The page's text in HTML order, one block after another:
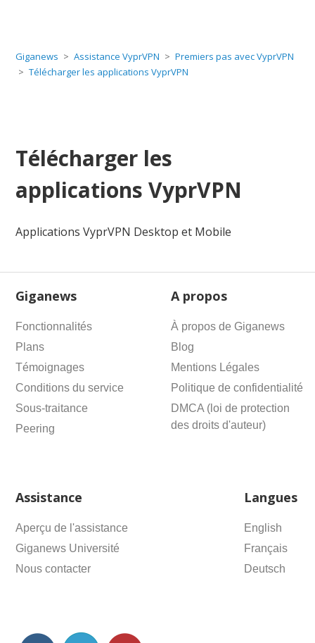
Giganews Assistance VyprVPN
Premiers pas avec VyprVPN
Télécharger les applications VyprVPN
Télécharger les
applications VyprVPN
Applications VyprVPN Desktop et Mobile
Giganews
Fonctionnalités
Plans
Témoignages
Conditions du service
Sous-traitance
Peering
A propos
À propos de Giganews
Blog
Mentions Légales
Politique de confidentialité
DMCA (loi de protection
des droits d'auteur)
Assistance
Aperçu de l'assistance
Giganews Université
Nous contacter
Langues
English
Français
Deutsch